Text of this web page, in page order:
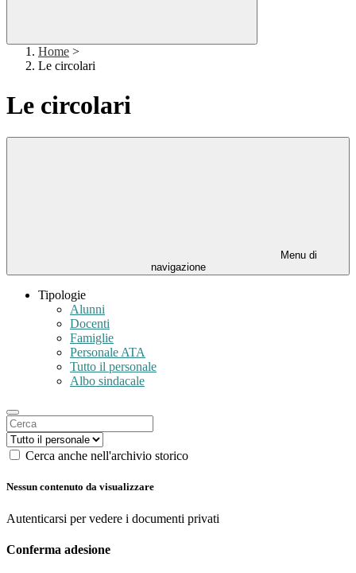
Home >
Le circolari
Le circolari
Menu di
navigazione
Tipologie
Alunni
Docenti
Famiglie
Personale ATA
Tutto il personale
Albo sindacale
Cerca anche nell'archivio storico
Nessun contenuto da visualizzare
Autenticarsi per vedere i documenti privati
Conferma adesione